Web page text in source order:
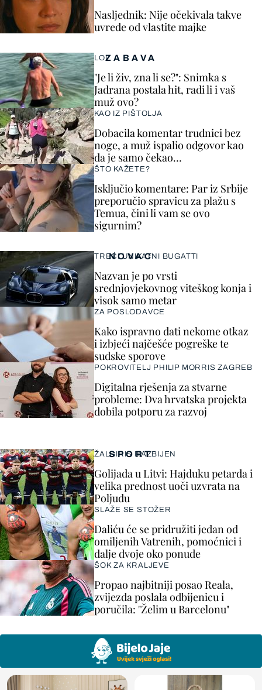
ZABAVA
LOL
"Je li živ, zna li se?": Snimka s
Jadrana postala hit, radi li i vaš
muž ovo?
KAO IZ PIŠTOLJA
Dobacila komentar trudnici bez
noge, a muž ispalio odgovor kao
da je samo čekao…
ŠTO KAŽETE?
Isključio komentare: Par iz Srbije
preporučio spravicu za plažu s
Temua, čini li vam se ovo
sigurnim?
SPORT
ŽALGIRIS RAZBIJEN
Golijada u Litvi: Hajduku petarda i
velika prednost uoči uzvrata na
Poljudu
SLAŽE SE STOŽER
Daliću će se pridružiti jedan od
omiljenih Vatrenih, pomoćnici i
dalje dvoje oko ponude
ŠOK ZA KRALJEVE
Propao najbitniji posao Reala,
zvijezda poslala odbijenicu i
poručila: "Želim u Barcelonu"
Nasljednik: Nije očekivala takve
uvrede od vlastite majke
NOVAC
TREĆI UNIKATNI BUGATTI
Nazvan je po vrsti
srednjovjekovnog viteškog konja i
visok samo metar
ZA POSLODAVCE
Kako ispravno dati nekome otkaz
i izbjeći najčešće pogreške te
sudske sporove
POKROVITELJ PHILIP MORRIS ZAGREB
Digitalna rješenja za stvarne
probleme: Dva hrvatska projekta
dobila potporu za razvoj